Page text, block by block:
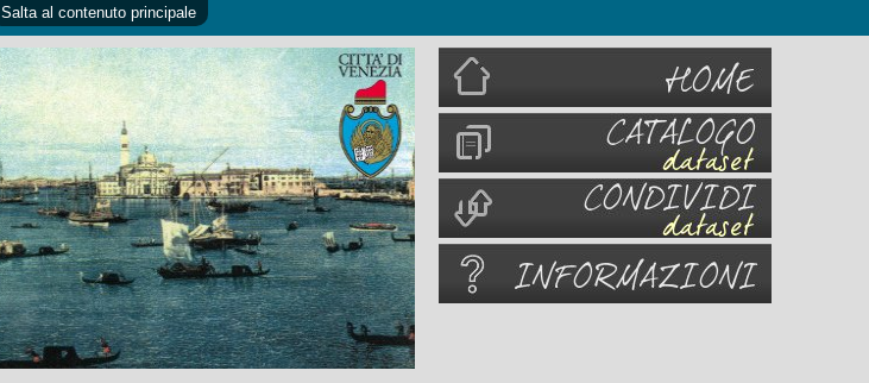
Salta al contenuto principale